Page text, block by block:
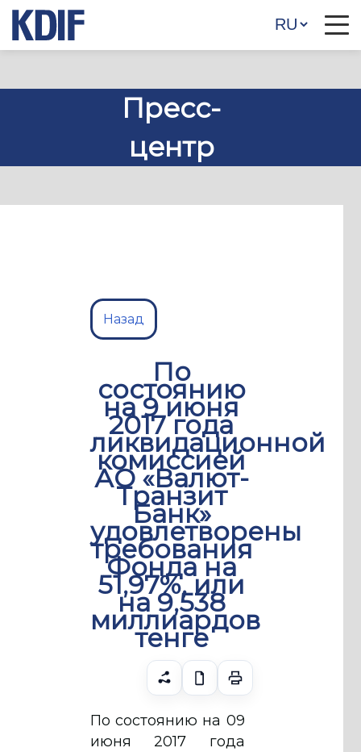
Пресс-
центр
Назад
По
состоянию
на 9 июня
2017 года
ликвидационной
комиссией
АО «Валют-
Транзит
Банк»
удовлетворены
требования
Фонда на
51,97%, или
на 9,538
миллиардов
тенге
По состоянию на 09
июня 2017 года